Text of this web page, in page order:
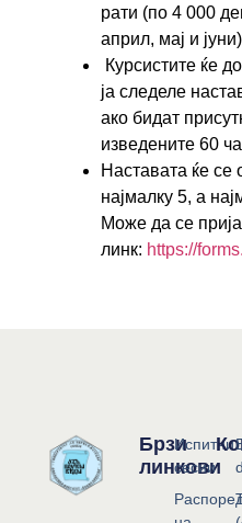
рати (по 4 000
април, мај и
Курсистите ќе
ја следеле
ако бидат
изведените 60
Наставата ќе се
најмалку 5, а
Може да се
линк: https://
Брзи
линкови
Испитни
сесии